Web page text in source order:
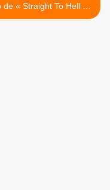
de « Straight To Hell » !
>